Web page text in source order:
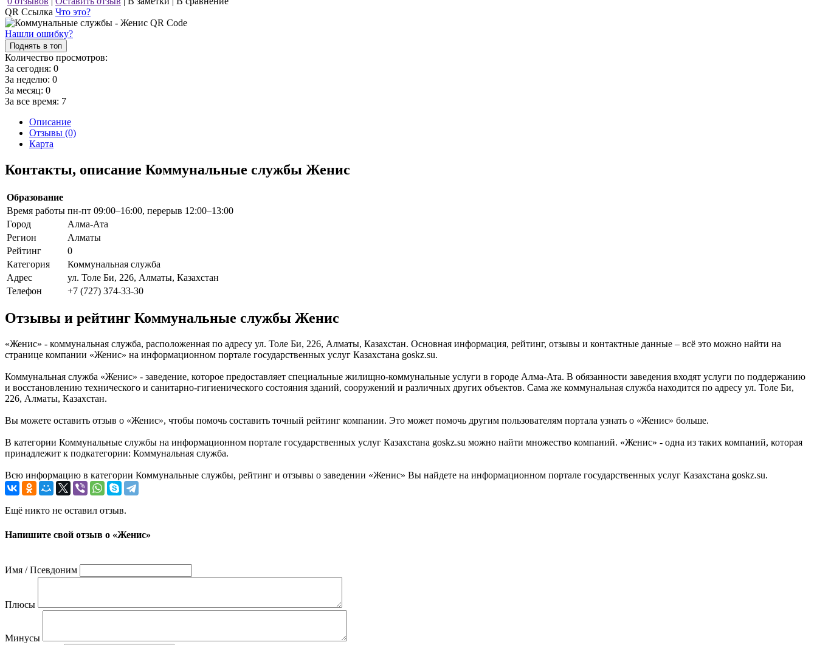
QR Ссылка Что это?
Нашли ошибку?
Поднять в топ
Количество просмотров:
За сегодня: 0
За неделю: 0
За месяц: 0
За все время: 7
Описание
Отзывы (0)
Карта
Контакты, описание Коммунальные службы Женис
Образование
Время работы пн-пт 09:00–16:00, перерыв 12:00–13:00
Город
Алма-Ата
Регион
Алматы
Рейтинг
0
Категория
Коммунальная служба
Адрес
ул. Толе Би, 226, Алматы, Казахстан
Телефон
+7 (727) 374-33-30
Отзывы и рейтинг Коммунальные службы Женис
«Женис» - коммунальная служба, расположенная по адресу ул. Толе Би, 226, Алматы, Казахстан. Основная информация, рейтинг, отзывы и контактные данные – всё это можно найти на
странице компании «Женис» на информационном портале государственных услуг Казахстана goskz.su.
Коммунальная служба «Женис» - заведение, которое предоставляет специальные жилищно-коммунальные услуги в городе Алма-Ата. В обязанности заведения входят услуги по поддержанию
и восстановлению технического и санитарно-гигиенического состояния зданий, сооружений и различных других объектов. Сама же коммунальная служба находится по адресу ул. Толе Би,
226, Алматы, Казахстан.
Вы можете оставить отзыв о «Женис», чтобы помочь составить точный рейтинг компании. Это может помочь другим пользователям портала узнать о «Женис» больше.
В категории Коммунальные службы на информационном портале государственных услуг Казахстана goskz.su можно найти множество компаний. «Женис» - одна из таких компаний, которая
принадлежит к подкатегории: Коммунальная служба.
Всю информацию в категории Коммунальные службы, рейтинг и отзывы о заведении «Женис» Вы найдете на информационном портале государственных услуг Казахстана goskz.su.
Ещё никто не оставил отзыв.
Напишите свой отзыв о «Женис»
Имя / Псевдоним
Плюсы
Минусы